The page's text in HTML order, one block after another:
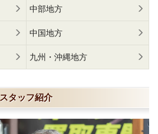
中部地方
中国地方
九州・沖縄地方
スタッフ紹介